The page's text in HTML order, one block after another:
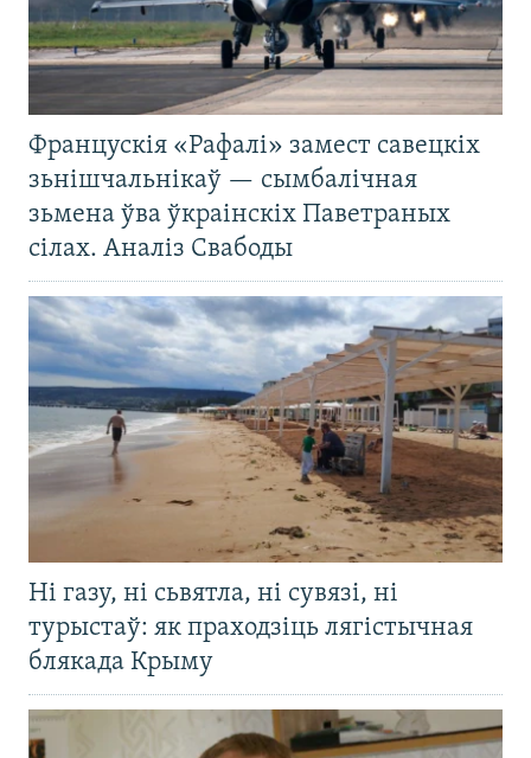
Францускія «Рафалі» замест савецкіх
зьнішчальнікаў — сымбалічная
зьмена ўва ўкраінскіх Паветраных
сілах. Аналіз Свабоды
Ні газу, ні сьвятла, ні сувязі, ні
турыстаў: як праходзіць лягістычная
блякада Крыму